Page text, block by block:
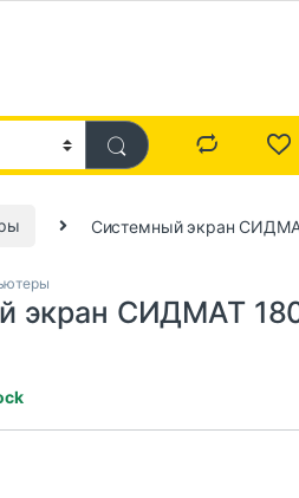
Системный экран
экран СИДМАТ